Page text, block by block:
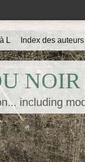
NOIR
including
L Index des